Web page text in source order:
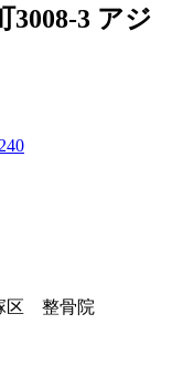
3008-3 アジ
塚区 整骨院